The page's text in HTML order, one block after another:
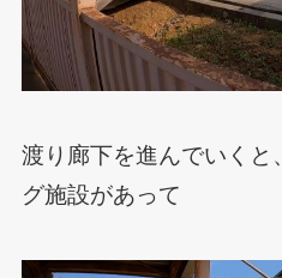
渡り廊下を進んでいくと
グ施設があって